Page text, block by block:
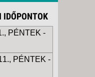
IDŐPONTOK
PÉNTEK -
PÉNTEK -